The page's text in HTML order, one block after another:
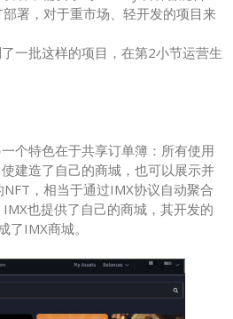
署，对于重市场、轻开发的项目来
一批这样的项目，在第2小节运营生
个特色在于共享订单簿：所有使用
建造了自己的商城，也可以展示并
，相当于通过IMX协议自动聚合
也提供了自己的商城，其开发的
了IMX商城。